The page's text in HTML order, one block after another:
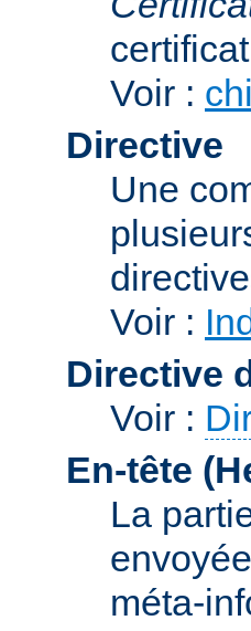
Voir :
Directive
Une
Voir :
Directive
Voir :
En-tête
La
méta-